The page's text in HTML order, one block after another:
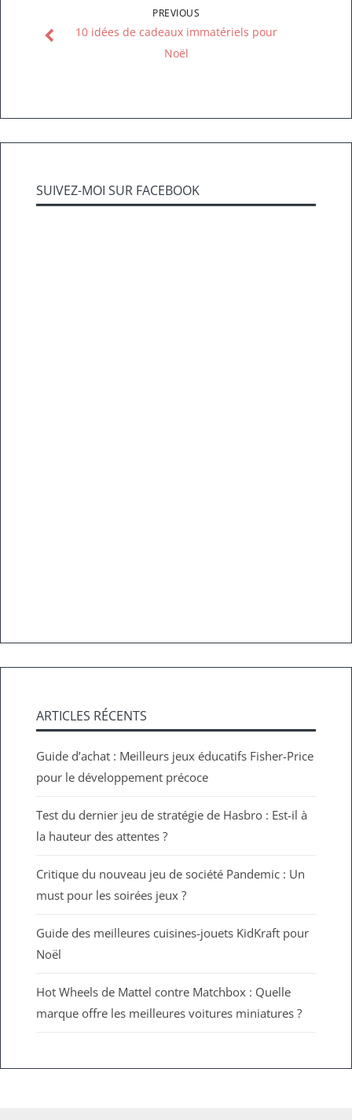
PREVIOUS
10 idées de cadeaux immatériels pour
Noël
SUIVEZ-MOI SUR FACEBOOK
ARTICLES RÉCENTS
Guide d’achat : Meilleurs jeux éducatifs Fisher-Price
pour le développement précoce
Test du dernier jeu de stratégie de Hasbro : Est-il à
la hauteur des attentes ?
Critique du nouveau jeu de société Pandemic : Un
must pour les soirées jeux ?
Guide des meilleures cuisines-jouets KidKraft pour
Noël
Hot Wheels de Mattel contre Matchbox : Quelle
marque offre les meilleures voitures miniatures ?